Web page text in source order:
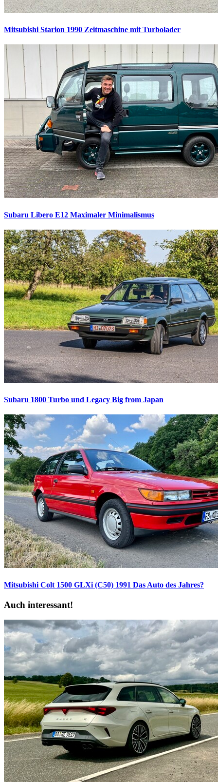
Mitsubishi Starion 1990 Zeitmaschine mit Turbolader
Subaru Libero E12 Maximaler Minimalismus
Subaru 1800 Turbo und Legacy Big from Japan
Mitsubishi Colt 1500 GLXi (C50) 1991 Das Auto des Jahres?
Auch interessant!